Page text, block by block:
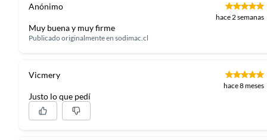
Anónimo
hace 2 semanas
Muy buena y muy firme
Publicado originalmente en sodimac.cl
Vicmery
hace 8 meses
Justo lo que pedí